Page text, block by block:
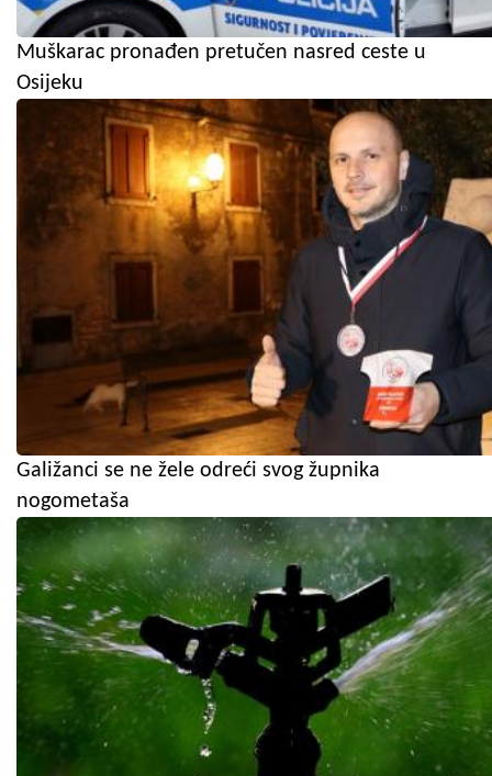
Muškarac pronađen pretučen nasred ceste u
Osijeku
Galižanci se ne žele odreći svog župnika
nogometaša